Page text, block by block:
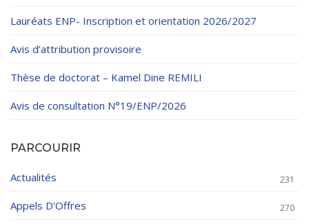
Lauréats ENP- Inscription et orientation 2026/2027
Avis d’attribution provisoire
Thèse de doctorat – Kamel Dine REMILI
Avis de consultation N°19/ENP/2026
PARCOURIR
Actualités 231
Appels D'Offres 270